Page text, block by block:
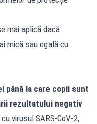
mai aplică dacă
mică sau egală cu
până la care copii sunt
rezultatului negativ
virusul SARS-CoV-2,